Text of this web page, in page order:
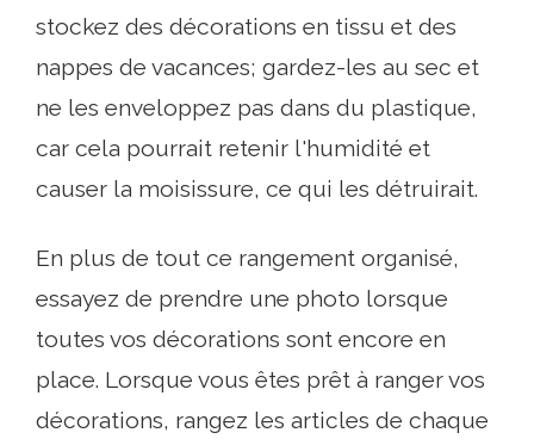
stockez des décorations en tissu et des
nappes de vacances; gardez-les au sec et
ne les enveloppez pas dans du plastique,
car cela pourrait retenir l'humidité et
causer la moisissure, ce qui les détruirait.
En plus de tout ce rangement organisé,
essayez de prendre une photo lorsque
toutes vos décorations sont encore en
place. Lorsque vous êtes prêt à ranger vos
décorations, rangez les articles de chaque